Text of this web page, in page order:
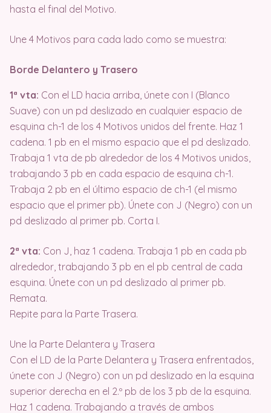
hasta el final del Motivo.
Une 4 Motivos para cada lado como se muestra:
Borde Delantero y Trasero
1ª vta: Con el LD hacia arriba, únete con I (Blanco
Suave) con un pd deslizado en cualquier espacio de
esquina ch-1 de los 4 Motivos unidos del frente. Haz 1
cadena. 1 pb en el mismo espacio que el pd deslizado.
Trabaja 1 vta de pb alrededor de los 4 Motivos unidos,
trabajando 3 pb en cada espacio de esquina ch-1.
Trabaja 2 pb en el último espacio de ch-1 (el mismo
espacio que el primer pb). Únete con J (Negro) con un
pd deslizado al primer pb. Corta I.
2ª vta: Con J, haz 1 cadena. Trabaja 1 pb en cada pb
alrededor, trabajando 3 pb en el pb central de cada
esquina. Únete con un pd deslizado al primer pb.
Remata.
Repite para la Parte Trasera.
Une la Parte Delantera y Trasera
Con el LD de la Parte Delantera y Trasera enfrentados,
únete con J (Negro) con un pd deslizado en la esquina
superior derecha en el 2.º pb de los 3 pb de la esquina.
Haz 1 cadena. Trabajando a través de ambos